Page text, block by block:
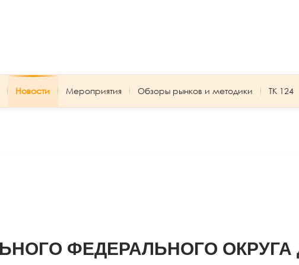
Новости Мероприятия Обзоры рынков и методики ТК 124
ФЕДЕРАЛЬНОГО